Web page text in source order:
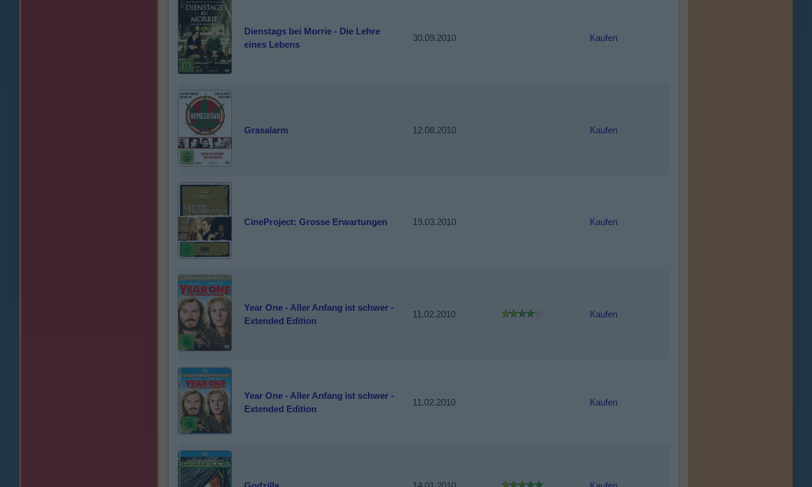
Dienstags bei Morrie - Die Lehre
eines Lebens
30.09.2010 Kaufen
Grasalarm 12.08.2010 Kaufen
CineProject: Grosse Erwartungen 19.03.2010 Kaufen
Year One - Aller Anfang ist schwer -
Extended Edition
11.02.2010 Kaufen
Year One - Aller Anfang ist schwer -
Extended Edition
11.02.2010 Kaufen